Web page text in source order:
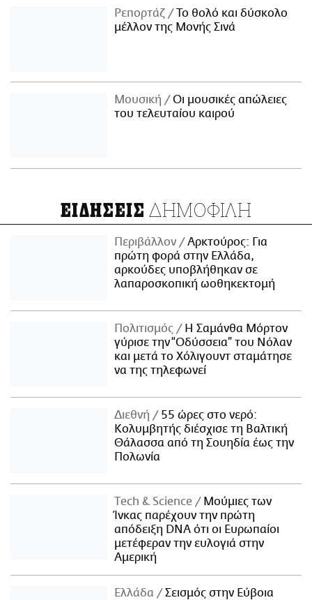
Ρεπορτάζ
Το θολό και δύσκολο
μέλλον της Μονής Σινά
Μουσική
Οι μουσικές απώλειες
του τελευταίου καιρού
ΕΙΔΗΣΕΙΣ ΔΗΜΟΦΙΛΗ
Περιβάλλον
Αρκτούρος: Για
πρώτη φορά στην Ελλάδα,
αρκούδες υποβλήθηκαν σε
λαπαροσκοπική ωοθηκεκτομή
Πολιτισμός
Η Σαμάνθα Μόρτον
γύρισε την “Οδύσσεια” του Νόλαν
και μετά το Χόλιγουντ σταμάτησε
να της τηλεφωνεί
Διεθνή
55 ώρες στο νερό:
Κολυμβητής διέσχισε τη Βαλτική
Θάλασσα από τη Σουηδία έως την
Πολωνία
Τech & Science
Μούμιες των
Ίνκας παρέχουν την πρώτη
απόδειξη DNA ότι οι Ευρωπαίοι
μετέφεραν την ευλογιά στην
Αμερική
Ελλάδα Σεισμός στην Εύβοια